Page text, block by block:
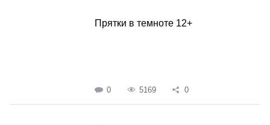
Прятки в темноте 12+
0 5169 0